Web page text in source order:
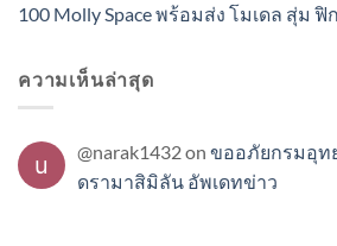
100 Molly Space พร้อมส่ง โมเดล สุ่ม ฟิ
ความเห็นล่าสุด
@narak1432on ขออภัยกรมอุท
ดรามาสิมิลัน อัพเดทข่าว